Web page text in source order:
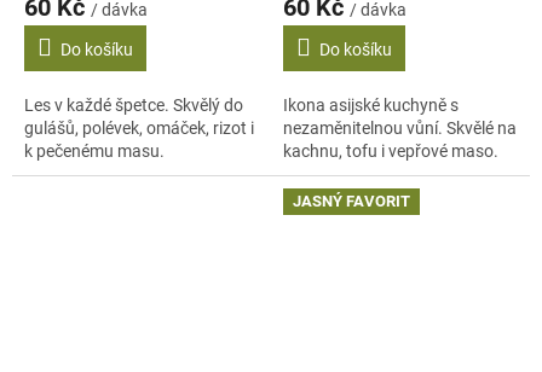
60 Kč / dávka
Do košíku
Les v každé špetce. Skvělý do
gulášů, polévek, omáček, rizot i
k pečenému masu.
60 Kč / dávka
Do košíku
Ikona asijské kuchyně s
nezaměnitelnou vůní. Skvělé na
kachnu, tofu i vepřové maso.
JASNÝ FAVORIT